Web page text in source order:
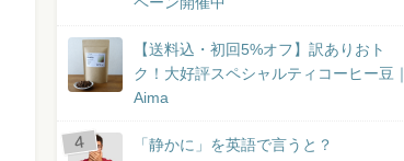
【送料込・初回5%オフ】訳ありおト
ク！大好評スペシャルティコーヒー豆｜
Aima
「静かに」を英語で言うと？